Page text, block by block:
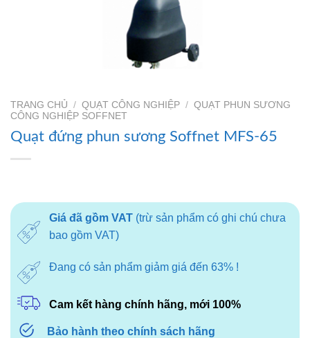
TRANG CHỦ / QUẠT CÔNG NGHIỆP / QUẠT PHUN SƯƠNG
CÔNG NGHIỆP SOFFNET
Quạt đứng phun sương Soffnet MFS-65
Giá đã gồm VAT(trừ sản phẩm có ghi chú chưa
bao gồm VAT)
Đang có sản phẩm giảm giá đến 63% !
Cam kết hàng chính hãng, mới 100%
Bảo hành theo chính sách hãng